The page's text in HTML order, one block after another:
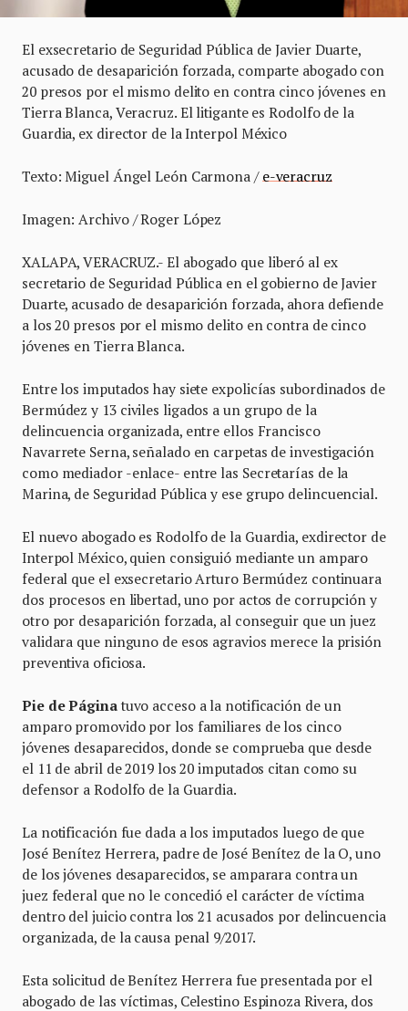
El exsecretario de Seguridad Pública de Javier Duarte,
acusado de desaparición forzada, comparte abogado con
20 presos por el mismo delito en contra cinco jóvenes en
Tierra Blanca, Veracruz. El litigante es Rodolfo de la
Guardia, ex director de la Interpol México
Texto: Miguel Ángel León Carmona / e-veracruz
Imagen: Archivo / Roger López
XALAPA, VERACRUZ.- El abogado que liberó al ex
secretario de Seguridad Pública en el gobierno de Javier
Duarte, acusado de desaparición forzada, ahora defiende
a los 20 presos por el mismo delito en contra de cinco
jóvenes en Tierra Blanca.
Entre los imputados hay siete expolicías subordinados de
Bermúdez y 13 civiles ligados a un grupo de la
delincuencia organizada, entre ellos Francisco
Navarrete Serna, señalado en carpetas de investigación
como mediador -enlace- entre las Secretarías de la
Marina, de Seguridad Pública y ese grupo delincuencial.
El nuevo abogado es Rodolfo de la Guardia, exdirector de
Interpol México, quien consiguió mediante un amparo
federal que el exsecretario Arturo Bermúdez continuara
dos procesos en libertad, uno por actos de corrupción y
otro por desaparición forzada, al conseguir que un juez
validara que ninguno de esos agravios merece la prisión
preventiva oficiosa.
Pie de Páginatuvo acceso a la notificación de un
amparo promovido por los familiares de los cinco
jóvenes desaparecidos, donde se comprueba que desde
el 11 de abril de 2019 los 20 imputados citan como su
defensor a Rodolfo de la Guardia.
La notificación fue dada a los imputados luego de que
José Benítez Herrera, padre de José Benítez de la O, uno
de los jóvenes desaparecidos, se amparara contra un
juez federal que no le concedió el carácter de víctima
dentro del juicio contra los 21 acusados por delincuencia
organizada, de la causa penal 9/2017.
Esta solicitud de Benítez Herrera fue presentada por el
abogado de las víctimas, Celestino Espinoza Rivera, dos